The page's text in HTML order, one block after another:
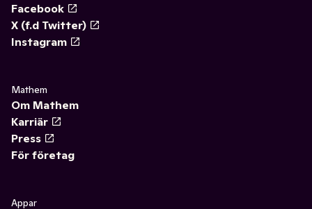
Facebook
X (f.d Twitter)
Instagram
Mathem
Om Mathem
Karriär
Press
För företag
Appar